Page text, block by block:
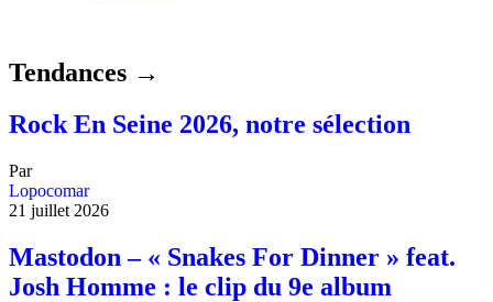
Tendances →
Rock En Seine 2026, notre sélection
Par
Lopocomar
21 juillet 2026
Mastodon – « Snakes For Dinner » feat.
Josh Homme : le clip du 9e album